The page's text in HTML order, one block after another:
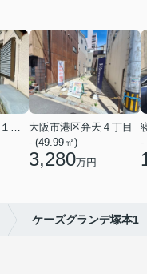
大阪市城東区関目１丁目
大阪市港区弁天４丁目
- (49.99㎡)
3,280万円
-
ケーズグランデ塚本1